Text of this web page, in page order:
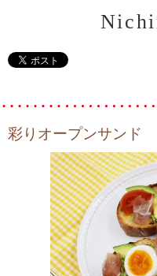
彩りオープンサンド